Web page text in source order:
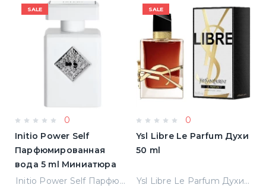
SALE
0
Initio Power Self
Парфюмированная
вода 5 ml Миниатюра
Initio Power Self Парфюмированная вода 5 ml Миниатюра
SALE
0
Ysl Libre Le Parfum Духи
50 ml
Ysl Libre Le Parfum Духи 50 ml